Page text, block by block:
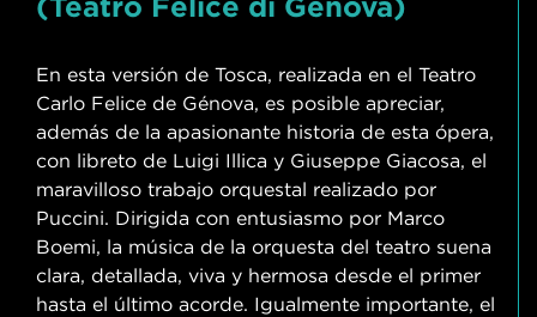
(Teatro Felice di Genova)
En esta versión de Tosca, realizada en el Teatro
Carlo Felice de Génova, es posible apreciar,
además de la apasionante historia de esta ópera,
con libreto de Luigi Illica y Giuseppe Giacosa, el
maravilloso trabajo orquestal realizado por
Puccini. Dirigida con entusiasmo por Marco
Boemi, la música de la orquesta del teatro suena
clara, detallada, viva y hermosa desde el primer
hasta el último acorde. Igualmente importante, el